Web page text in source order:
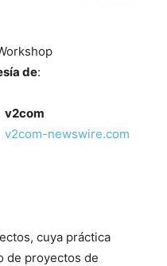
de:
v2com
v2com-newswire.com
cuya práctica
de proyectos de